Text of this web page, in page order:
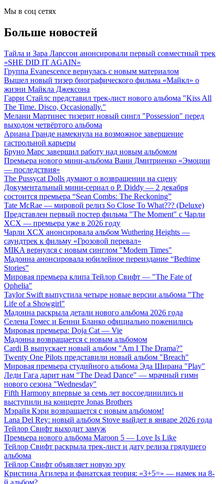
Мы в соц сетях
Больше новостей
Тайла и Зара Ларссон анонсировали первый совместный трек
«SHE DID IT AGAIN»
Группа Evanescence вернулась с новым материалом
Вышел новый тизер биографического фильма «Майкл» о
жизни Майкла Джексона
Гарри Стайлс представил трек-лист нового альбома "Kiss All
The Time. Disco, Occasionally."
Мелани Мартинес тизерит новый сингл "Possession" перед
выходом четвёртого альбома
Ариана Гранде намекнула на возможное завершение
гастрольной карьеры
Бруно Марс завершил работу над новым альбомом
Премьера нового мини-альбома Вани Дмитриенко «Эмоции
— последствия»
The Pussycat Dolls думают о возвращении на сцену
Документальный мини-сериал о P. Diddy — 2 декабря
состоится премьера “Sean Combs: The Reckoning”
Tate McRae — мировой релиз So Close To What??? (Deluxe)
Представлен первый постер фильма "The Moment" с Чарли
XCX — премьера уже в 2026 году
Чарли XCX анонсировала альбом Wuthering Heights —
саундтрек к фильму «Грозовой перевал»
MIKA вернулся с новым синглом "Modern Times"
Мадонна анонсировала юбилейное переиздание “Bedtime
Stories”
Мировая премьера клипа Тейлор Свифт — "The Fate of
Ophelia"
Taylor Swift выпустила четыре новые версии альбома "The
Life of a Showgirl"
Мадонна раскрыла детали нового альбома 2026 года
Селена Гомес и Бенни Бланко официально поженились
Мировая премьера: Doja Cat — Vie
Мадонна возвращается с новым альбомом
Cardi B выпускает новый альбом "Am I The Drama?"
Twenty One Pilots представили новый альбом "Breach"
Мировая премьера студийного альбома Эда Ширана "Play"
Леди Гага дарит нам "The Dead Dance" — мрачный гимн
нового сезона "Wednesday"
Fifth Harmony впервые за семь лет воссоединились и
выступили на концерте Jonas Brothers
Мэрайя Кэри возвращается с новым альбомом!
Lana Del Rey: новый альбом Stove выйдет в январе 2026 года
Тейлор Свифт выходит замуж
Премьера нового альбома Maroon 5 — Love Is Like
Тейлор Свифт раскрыла трек-лист и дату релиза грядущего
альбома
Тейлор Свифт объявляет новую эру
Кристина Агилера и фанатская теория: «3+5=» — намек на 8-
й альбом?